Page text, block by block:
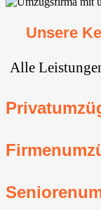
Unsere
Alle